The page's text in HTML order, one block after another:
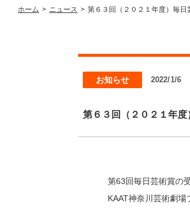
ホーム > ニュース > 第６３回（２０２１年度）毎
お知らせ 2022/1/6
第６３回（２０２１年
第63回毎日芸術賞の
KAAT神奈川芸術劇